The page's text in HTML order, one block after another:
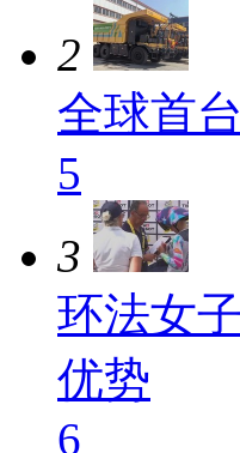
2
全球首
5
3
环法女
优势
6